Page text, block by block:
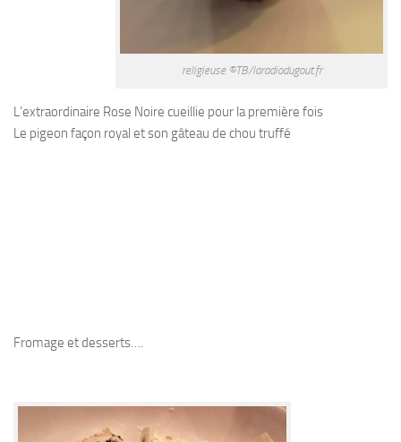
religieuse ©TB/laradiodugout.fr
L’extraordinaire Rose Noire cueillie pour la première fois
Le pigeon façon royal et son gâteau de chou truffé
Fromage et desserts….